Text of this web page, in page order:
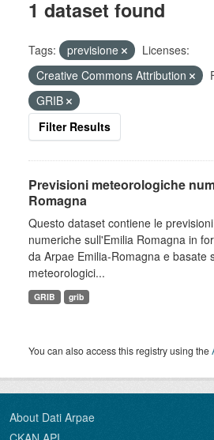
1 dataset found
Tags: previsione
Licenses:
Creative Commons Attribution
GRIB
Filter Results
Previsioni meteorologiche
Romagna
Questo dataset contiene le
numeriche sull'Emilia Romagna in
da Arpae Emilia-Romagna e basate
meteorologici...
GRIB grib
You can also access this registry using the
About Dati Arpae